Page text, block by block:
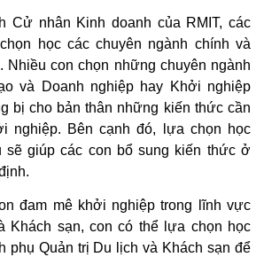
Cử nhân Kinh doanh của RMIT, các
học các chuyên ngành chính và
Nhiều con chọn những chuyên ngành
và Doanh nghiệp hay Khởi nghiệp
bị cho bản thân những kiến thức cần
nghiệp. Bên cạnh đó, lựa chọn học
sẽ giúp các con bổ sung kiến thức ở
đam mê khởi nghiệp trong lĩnh vực
Khách sạn, con có thể lựa chọn học
phụ Quản trị Du lịch và Khách sạn để